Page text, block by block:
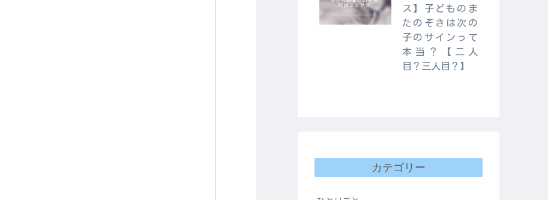
ス】子どものま
たのぞきは次の
子のサインって
本当？【二人
目？三人目？】
カテゴリー